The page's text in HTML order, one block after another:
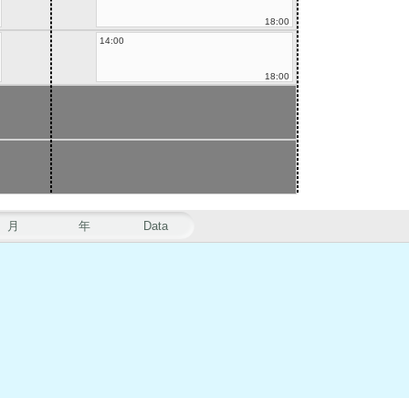
月 年 Data
18:00
14:00
18:00